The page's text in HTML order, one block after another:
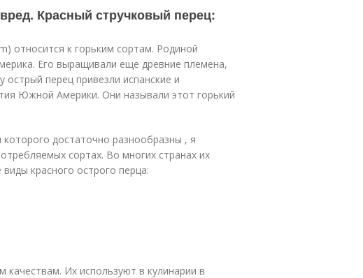
Красный стручковый перец:
относится к горьким сортам. Родиной
Его выращивали еще древние племена,
перец привезли испанские и
Южной Америки. Они называли этот горький
достаточно разнообразны , я
сортах. Во многих странах их
красного острого перца:
Их используют в кулинарии в